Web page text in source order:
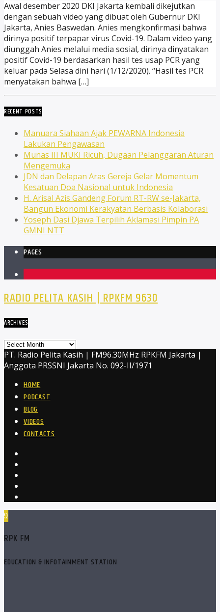
Awal desember 2020 DKI Jakarta kembali dikejutkan
dengan sebuah video yang dibuat oleh Gubernur DKI
Jakarta, Anies Baswedan. Anies mengkonfirmasi bahwa
dirinya positif terpapar virus Covid-19. Dalam video yang
diunggah Anies melalui media sosial, dirinya dinyatakan
positif Covid-19 berdasarkan hasil tes usap PCR yang
keluar pada Selasa dini hari (1/12/2020). “Hasil tes PCR
menyatakan bahwa […]
RECENT POSTS
Manuara Siahaan Ajak PEWARNA Indonesia
Lakukan Pengawasan
Munas III MUKI Ricuh, Dugaan Pelanggaran Aturan
Mengemuka
JDN dan Delapan Aras Gereja Gelar Momentum
Kesatuan Doa Nasional untuk Indonesia
H. Arisal Azis Gandeng Forum RT-RW se-Jakarta,
Bangun Ekonomi Kerakyatan Berbasis Kolaborasi
Yoseph Dasi Djawa Terpilih Aklamasi Pimpin PA
GMNI NTT
PAGES
RADIO PELITA KASIH | RPKFM 9630
ARCHIVES
Archives
PT. Radio Pelita Kasih | FM96.30MHz RPKFM Jakarta |
Anggota PRSSNI Jakarta No. 092-II/1971
HOME
PODCAST
BLOG
VIDEOS
CONTACTS
RPK FM
EDUCATION & INFOTAINMENT STATION